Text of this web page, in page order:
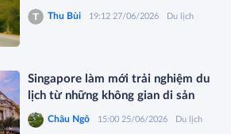
Thu Bùi 19:12 27/06/2026 Du lịch
Singapore làm mới trải nghiệm du
lịch từ những không gian di sản
Châu Ngô 15:00 25/06/2026 Du lịch